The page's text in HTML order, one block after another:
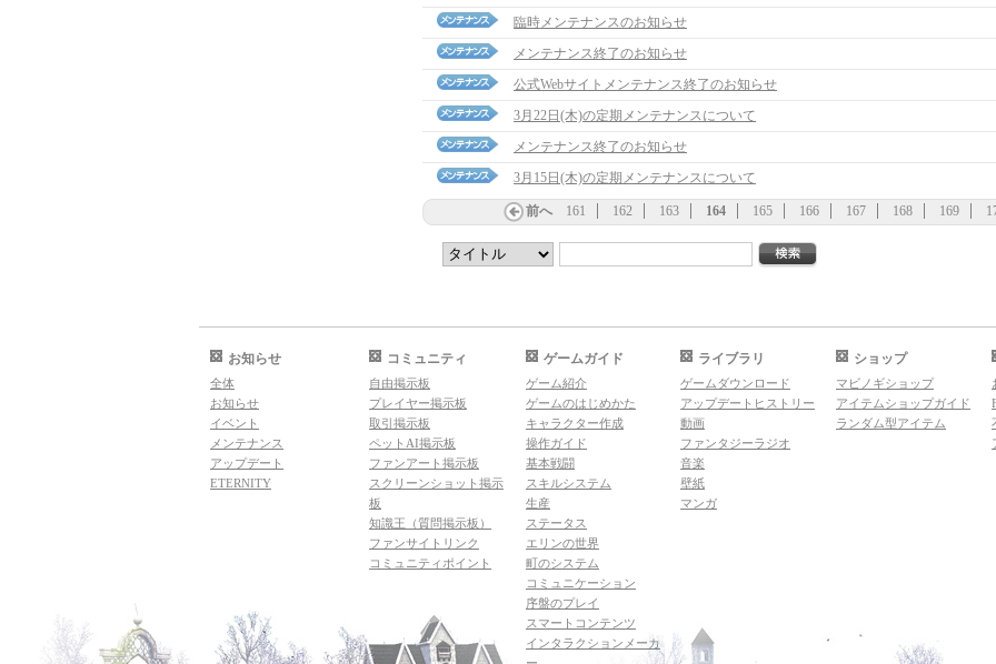
臨時メンテナンスのお知らせ
メンテナンス終了のお知らせ
公式Webサイトメンテナンス終了のお知らせ
3月22日(木)の定期メンテナンスについて
メンテナンス終了のお知らせ
3月15日(木)の定期メンテナンスについて
前へ 161 162 163 164 165 166 167 168 169
お知らせ
全体
お知らせ
イベント
メンテナンス
アップデート
ETERNITY
コミュニティ
自由掲示板
プレイヤー掲示板
取引掲示板
ペットAI掲示板
ファンアート掲示板
スクリーンショット掲示
板
知識王（質問掲示板）
ファンサイトリンク
コミュニティポイント
ゲームガイド
ゲーム紹介
ゲームのはじめかた
キャラクター作成
操作ガイド
基本戦闘
スキルシステム
生産
ステータス
エリンの世界
町のシステム
コミュニケーション
序盤のプレイ
スマートコンテンツ
インタラクションメーカ
ライブラリ
ゲームダウンロード
アップデートヒストリー
動画
ファンタジーラジオ
音楽
壁紙
マンガ
ショップ
マビノギショップ
アイテムショップガイド
ランダム型アイテム